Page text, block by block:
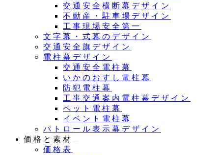
交通安全横断幕デザイン
不動産・駐車場デザイン
工事現場安全第一
文字幕・式幕のデザイン
交通安全旗デザイン
電柱幕デザイン
交通安全電柱幕
いかのおすし電柱幕
防犯電柱幕
工事交通案内電柱幕デザイン
ペット電柱幕
イベント電柱幕
パトロール表示幕デザイン
価格と素材
価格表